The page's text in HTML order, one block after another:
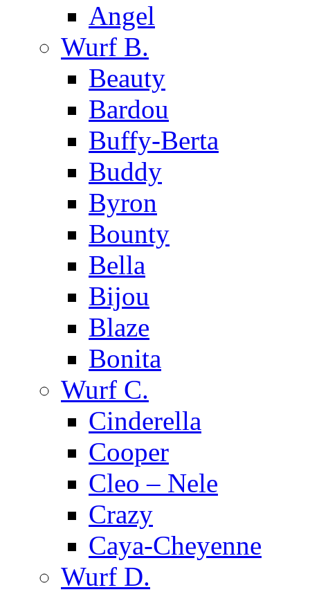
Angel
Wurf B.
Beauty
Bardou
Buffy-Berta
Buddy
Byron
Bounty
Bella
Bijou
Blaze
Bonita
Wurf C.
Cinderella
Cooper
Cleo – Nele
Crazy
Caya-Cheyenne
Wurf D.